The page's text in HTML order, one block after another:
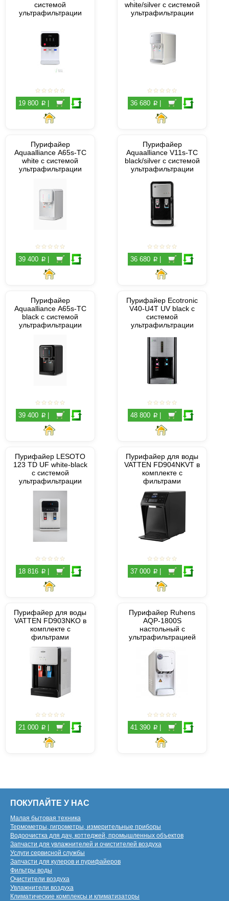
системой
ультрафильтрации
19 800 p|
white/silver с системой
ультрафильтрации
36 680 p|
Пурифайер
Aquaalliance A65s-TC
white с системой
ультрафильтрации
39 400 p|
Пурифайер
Aquaalliance V11s-TC
black/silver с системой
ультрафильтрации
36 680 p|
Пурифайер
Aquaalliance A65s-TC
black с системой
ультрафильтрации
39 400 p|
Пурифайер Ecotronic
V40-U4T UV black с
системой
ультрафильтрации
48 800 p|
Пурифайер LESOTO
123 TD UF white-black
с системой
ультрафильтрации
18 816 p|
Пурифайер для воды
VATTEN FD904NKVT в
комплекте с
фильтрами
37 000 p|
Пурифайер для воды
VATTEN FD903NKO в
комплекте с
фильтрами
21 000 p|
Пурифайер Ruhens
AQP-1800S
настольный с
ультрафильтрацией
41 390 p|
ПОКУПАЙТЕ У НАС
Малая бытовая техника
Термометры, гигрометры, измерительные приборы
Водоочистка для дач, коттеджей, промышленных объектов
Запчасти для увлажнителей и очистителей воздуха
Услуги сервисной службы
Запчасти для кулеров и пурифайеров
Фильтры воды
Очистители воздуха
Увлажнители воздуха
Климатические комплексы и климатизаторы